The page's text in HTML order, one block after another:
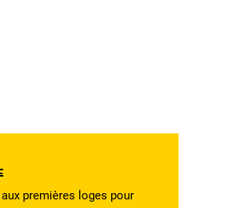
premières loges pour